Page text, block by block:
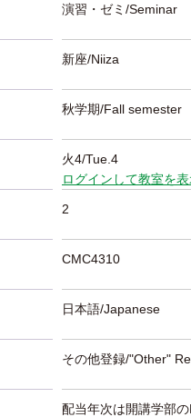
演習・ゼミ/Seminar
新座/Niiza
秋学期/Fall semester
火4/Tue.4
ログインして教室を
2
CMC4310
日本語/Japanese
その他登録/"Other"
配当年次は開講学部